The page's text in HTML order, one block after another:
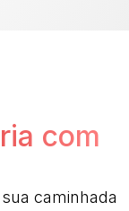
com
caminhada